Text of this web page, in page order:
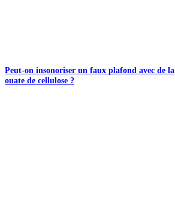
Peut-on insonoriser un faux plafond avec de la
ouate de cellulose ?